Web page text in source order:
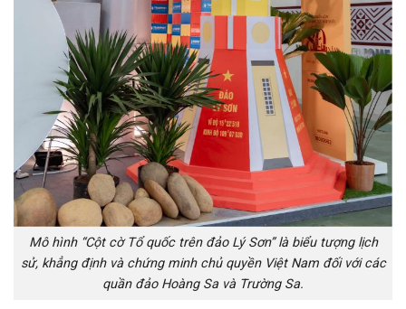
Mô hình “Cột cờ Tổ quốc trên đảo Lý Sơn” là biểu tượng lịch
sử, khẳng định và chứng minh chủ quyền Việt Nam đối với các
quần đảo Hoàng Sa và Trường Sa.